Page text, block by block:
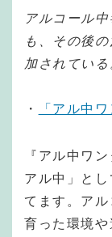
アルコール
も、その後
加されている
・ 「アル中
『アル中ワ
アル中」と
てます。ア
育った環境